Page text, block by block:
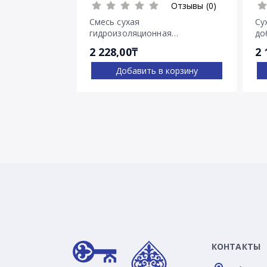
Отзывы (0)
Смесь сухая
гидроизоляционная
Пенетрон
2 228,00₸
Добавить в корзину
2
КОНТАКТЫ